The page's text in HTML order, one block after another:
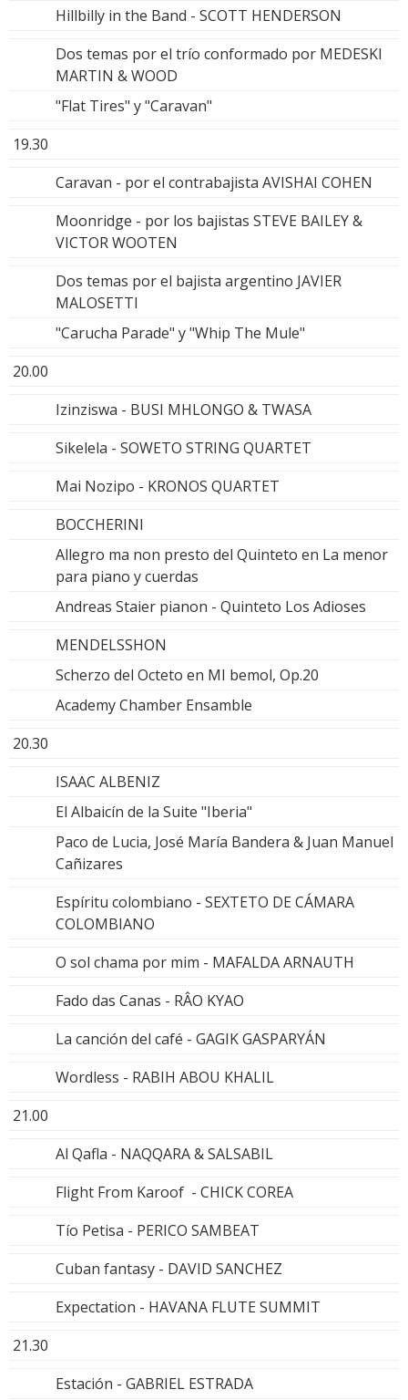
Hillbilly in the Band - SCOTT HENDERSON
Dos temas por el trío conformado por MEDESKI
MARTIN & WOOD
"Flat Tires" y "Caravan"
19.30
Caravan - por el contrabajista AVISHAI COHEN
Moonridge - por los bajistas STEVE BAILEY &
VICTOR WOOTEN
Dos temas por el bajista argentino JAVIER
MALOSETTI
"Carucha Parade" y "Whip The Mule"
20.00
Izinziswa - BUSI MHLONGO & TWASA
Sikelela - SOWETO STRING QUARTET
Mai Nozipo - KRONOS QUARTET
BOCCHERINI
Allegro ma non presto del Quinteto en La menor
para piano y cuerdas
Andreas Staier pianon - Quinteto Los Adioses
MENDELSSHON
Scherzo del Octeto en MI bemol, Op.20
Academy Chamber Ensamble
20.30
ISAAC ALBENIZ
El Albaicín de la Suite "Iberia"
Paco de Lucia, José María Bandera & Juan Manuel
Cañizares
Espíritu colombiano - SEXTETO DE CÁMARA
COLOMBIANO
O sol chama por mim - MAFALDA ARNAUTH
Fado das Canas - RÂO KYAO
La canción del café - GAGIK GASPARYÁN
Wordless - RABIH ABOU KHALIL
21.00
Al Qafla - NAQQARA & SALSABIL
Flight From Karoof - CHICK COREA
Tío Petisa - PERICO SAMBEAT
Cuban fantasy - DAVID SANCHEZ
Expectation - HAVANA FLUTE SUMMIT
21.30
Estación - GABRIEL ESTRADA